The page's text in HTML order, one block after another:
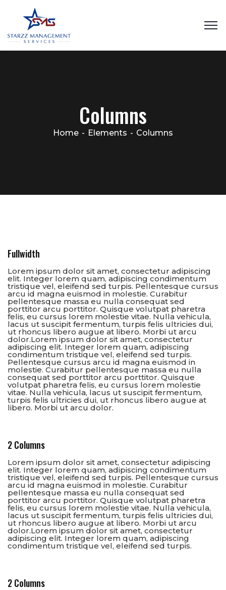
Columns
Home Elements Columns
Fullwidth
Lorem ipsum dolor sit amet, consectetur adipiscing
elit. Integer lorem quam, adipiscing condimentum
tristique vel, eleifend sed turpis. Pellentesque cursus
arcu id magna euismod in molestie. Curabitur
pellentesque massa eu nulla consequat sed
porttitor arcu porttitor. Quisque volutpat pharetra
felis, eu cursus lorem molestie vitae. Nulla vehicula,
lacus ut suscipit fermentum, turpis felis ultricies dui,
ut rhoncus libero augue at libero. Morbi ut arcu
dolor.Lorem ipsum dolor sit amet, consectetur
adipiscing elit. Integer lorem quam, adipiscing
condimentum tristique vel, eleifend sed turpis.
Pellentesque cursus arcu id magna euismod in
molestie. Curabitur pellentesque massa eu nulla
consequat sed porttitor arcu porttitor. Quisque
volutpat pharetra felis, eu cursus lorem molestie
vitae. Nulla vehicula, lacus ut suscipit fermentum,
turpis felis ultricies dui, ut rhoncus libero augue at
libero. Morbi ut arcu dolor.
2 Columns
Lorem ipsum dolor sit amet, consectetur adipiscing
elit. Integer lorem quam, adipiscing condimentum
tristique vel, eleifend sed turpis. Pellentesque cursus
arcu id magna euismod in molestie. Curabitur
pellentesque massa eu nulla consequat sed
porttitor arcu porttitor. Quisque volutpat pharetra
felis, eu cursus lorem molestie vitae. Nulla vehicula,
lacus ut suscipit fermentum, turpis felis ultricies dui,
ut rhoncus libero augue at libero. Morbi ut arcu
dolor.Lorem ipsum dolor sit amet, consectetur
adipiscing elit. Integer lorem quam, adipiscing
condimentum tristique vel, eleifend sed turpis.
2 Columns